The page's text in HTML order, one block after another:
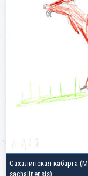
Сахалинская кабарга
sachalinensis)